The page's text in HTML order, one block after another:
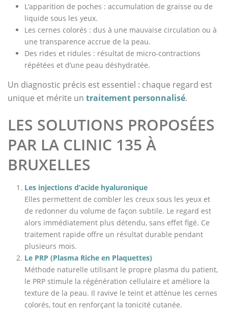
L’apparition de poches : accumulation de graisse ou de
liquide sous les yeux.
Les cernes colorés : dus à une mauvaise circulation ou à
une transparence accrue de la peau.
Des rides et ridules : résultat de micro-contractions
répétées et d’une peau déshydratée.
Un diagnostic précis est essentiel : chaque regard est
unique et mérite un traitement personnalisé.
LES SOLUTIONS PROPOSÉES
PAR LA CLINIC 135 À
BRUXELLES
Les injections d’acide hyaluronique
Elles permettent de combler les creux sous les yeux et
de redonner du volume de façon subtile. Le regard est
alors immédiatement plus détendu, sans effet figé. Ce
traitement rapide offre un résultat durable pendant
plusieurs mois.
Le PRP (Plasma Riche en Plaquettes)
Méthode naturelle utilisant le propre plasma du patient,
le PRP stimule la régénération cellulaire et améliore la
texture de la peau. Il ravive le teint et atténue les cernes
colorés, tout en renforçant la tonicité cutanée.